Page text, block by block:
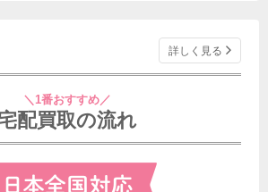
詳しく見る
＼1番おすすめ／
配買取の流れ